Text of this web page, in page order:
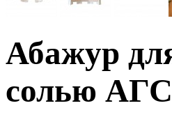
Абажур
солью